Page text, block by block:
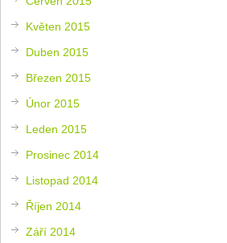
Květen 2015
Duben 2015
Březen 2015
Únor 2015
Leden 2015
Prosinec 2014
Listopad 2014
Říjen 2014
Září 2014